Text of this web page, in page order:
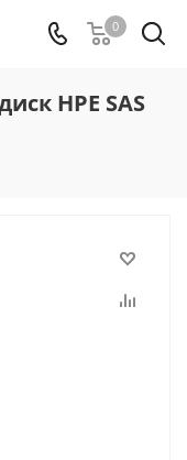
0
HPE SAS